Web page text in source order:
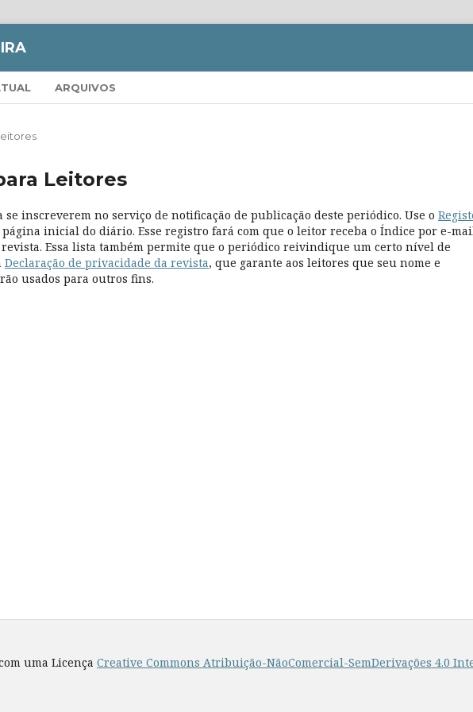
ARQUIVOS
Leitores
inscreverem no serviço de notificação de publicação deste periódico. Use o
inicial do diário. Esse registro fará com que o leitor receba o Índice por e-
revista. Essa lista também permite que o periódico reivindique um certo nível de
Declaração de privacidade da revista, que garante aos leitores que seu nome e
usados para outros fins.
uma Licença Creative Commons Atribuição-NãoComercial-SemDerivações 4.0